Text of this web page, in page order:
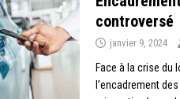
controversé
janvier 9, 2024
Face à la crise du
l’encadrement